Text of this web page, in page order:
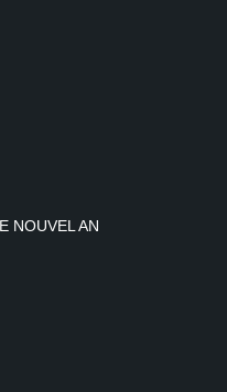
NOUVEL AN